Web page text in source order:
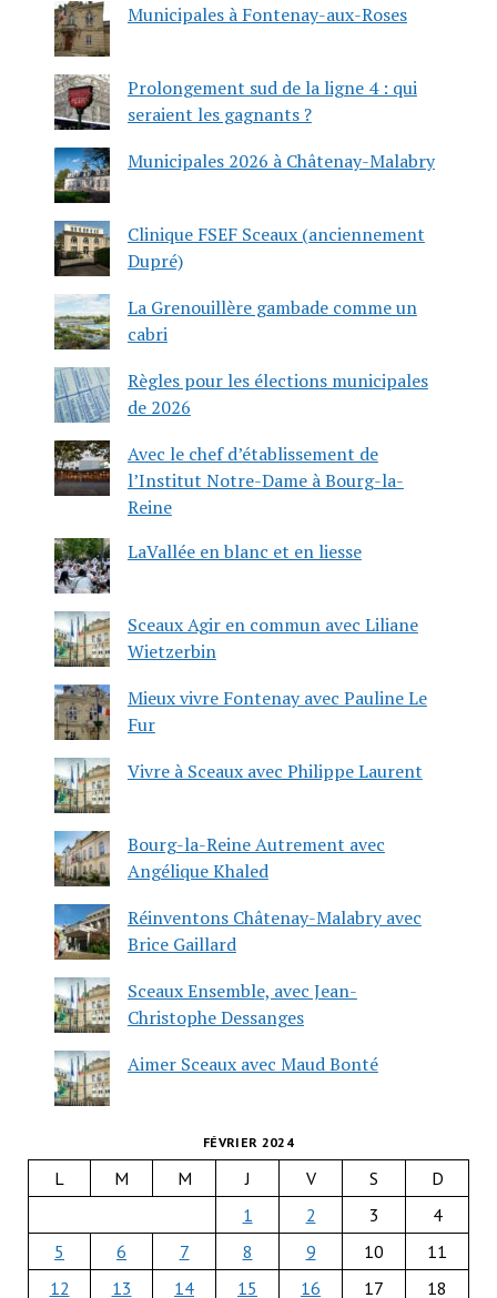
Municipales à Fontenay-aux-Roses
Prolongement sud de la ligne 4 : qui
seraient les gagnants ?
Municipales 2026 à Châtenay-Malabry
Clinique FSEF Sceaux (anciennement
Dupré)
La Grenouillère gambade comme un
cabri
Règles pour les élections municipales
de 2026
Avec le chef d’établissement de
l’Institut Notre-Dame à Bourg-la-
Reine
LaVallée en blanc et en liesse
Sceaux Agir en commun avec Liliane
Wietzerbin
Mieux vivre Fontenay avec Pauline Le
Fur
Vivre à Sceaux avec Philippe Laurent
Bourg-la-Reine Autrement avec
Angélique Khaled
Réinventons Châtenay-Malabry avec
Brice Gaillard
Sceaux Ensemble, avec Jean-
Christophe Dessanges
Aimer Sceaux avec Maud Bonté
FÉVRIER 2024
L M M J V S
D
1
2 3
4
5
6 7 8 9 10
11
12
13 14 15 16 17 18